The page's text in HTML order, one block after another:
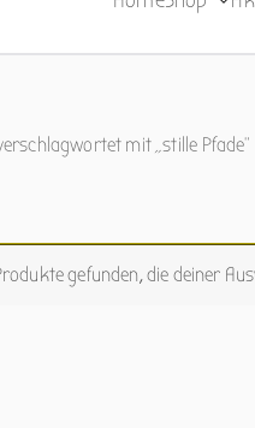
mit „stille Pfade“
gefunden, die deiner